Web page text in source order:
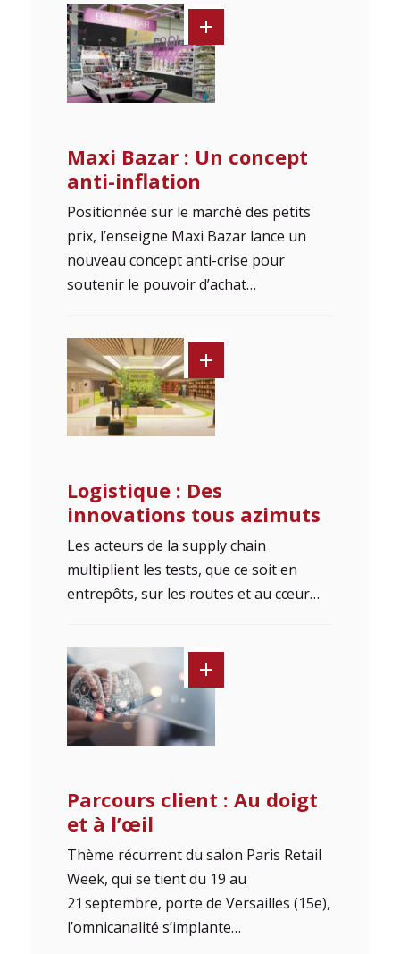
Maxi Bazar : Un concept
anti-inflation
Positionnée sur le marché des petits
prix, l’enseigne Maxi Bazar lance un
nouveau concept anti-crise pour
soutenir le pouvoir d’achat…
Logistique : Des
innovations tous azimuts
Les acteurs de la supply chain
multiplient les tests, que ce soit en
entrepôts, sur les routes et au cœur…
Parcours client : Au doigt
et à l’œil
Thème récurrent du salon Paris Retail
Week, qui se tient du 19 au
21 septembre, porte de Versailles (15e),
l’omnicanalité s’implante…